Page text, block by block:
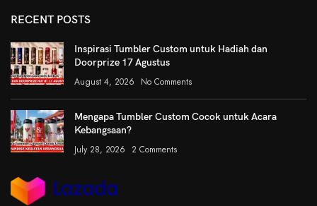
RECENT POSTS
Inspirasi Tumbler Custom untuk Hadiah dan
Doorprize 17 Agustus
August 4, 2026 No Comments
Mengapa Tumbler Custom Cocok untuk Acara
Kebangsaan?
July 28, 2026 2 Comments